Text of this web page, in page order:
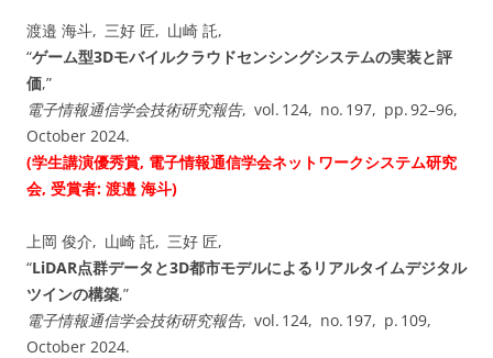
渡邉 海斗, 三好 匠, 山崎 託,
“ゲーム型3Dモバイルクラウドセンシングシステムの実装と評
価,”
電子情報通信学会技術研究報告, vol. ⁠124, no. ⁠197, pp. 92–96,
October 2024.
(学生講演優秀賞, 電子情報通信学会ネットワークシステム研究
会, 受賞者: 渡邉 海斗)
上岡 俊介, 山崎 託, 三好 匠,
“LiDAR点群データと3D都市モデルによるリアルタイムデジタル
ツインの構築,”
電子情報通信学会技術研究報告, vol. ⁠124, no. ⁠197, p. 109,
October 2024.